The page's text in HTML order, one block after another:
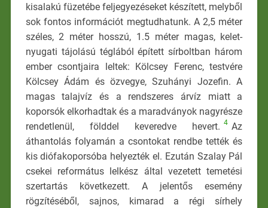
kisalakú füzetébe feljegyezéseket készített, melyből
sok fontos információt megtudhatunk. A 2,5 méter
széles, 2 méter hosszú, 1.5 méter magas, kelet-
nyugati tájolású téglából épített sírboltban három
ember csontjaira leltek: Kölcsey Ferenc, testvére
Kölcsey Ádám és özvegye, Szuhányi Jozefin. A
magas talajvíz és a rendszeres árvíz miatt a
koporsók elkorhadtak és a maradványok nagyrésze
rendetlenül, földdel keveredve hevert. 4 Az
áthantolás folyamán a csontokat rendbe tették és
kis diófakoporsóba helyezték el. Ezután Szalay Pál
csekei református lelkész által vezetett temetési
szertartás következett. A jelentős esemény
rögzítéséből, sajnos, kimarad a régi sírhely